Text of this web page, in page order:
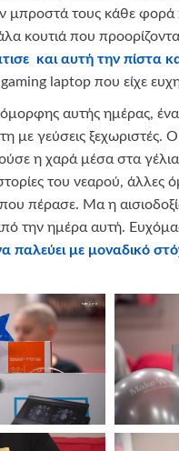
μπροστά τους κάθε
κουτιά που
και αυτή την πίστα
laptop που είχε
αυτής ημέρας, ένα
με γεύσεις
η χαρά μέσα στα
του νεαρού, άλλες
που πέρασε. Μα η
την ημέρα αυτή.
παλεύει με μοναδικό